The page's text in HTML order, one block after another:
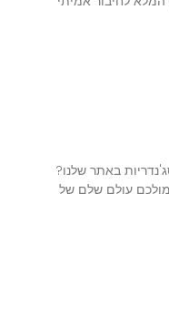
באתר שלנו?
עולם שלם של